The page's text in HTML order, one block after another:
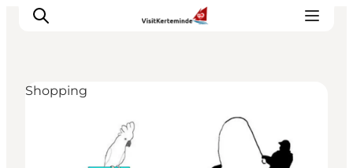
Sehenswürdigkeiten
Aktivitäten
Shopping